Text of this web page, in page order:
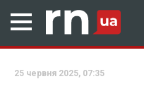
25 червня 2025, 07:35